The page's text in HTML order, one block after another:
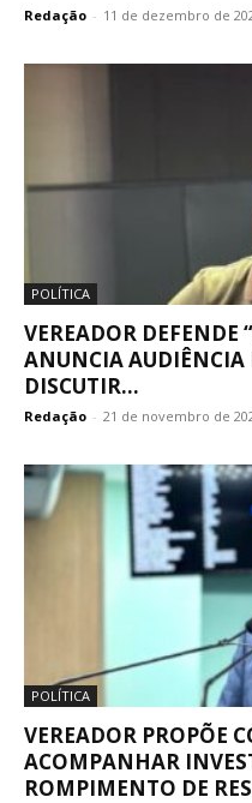
Redação - 11 de dezembro de
POLÍTICA
VEREADOR DEFENDE
ANUNCIA AUDIÊNCIA
DISCUTIR...
Redação - 21 de novembro de
POLÍTICA
VEREADOR PROPÕE
ACOMPANHAR
ROMPIMENTO DE